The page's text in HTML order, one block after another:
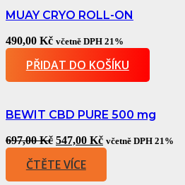
MUAY CRYO ROLL-ON
490,00 Kč včetně DPH 21%
PŘIDAT DO KOŠÍKU
BEWIT CBD PURE 500 mg
697,00Kč Original
was:
547,00 KčCurrent
price
547,00 Kč.
včetně DPH 21%
ČTĚTE VÍCE